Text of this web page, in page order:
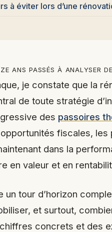
à éviter lors d’une
ans passés à analyser
je constate que la
de toute stratégie
des passoires
fiscales,
dans la
en valeur et en
un tour d’horizon
et surtout,
concrets et des